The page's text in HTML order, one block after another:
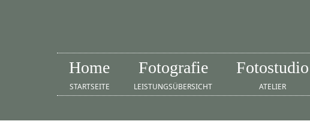
Home
STARTSEITE
Fotografie
LEISTUNGSÜBERSICHT
Fotostudio
ATELIER